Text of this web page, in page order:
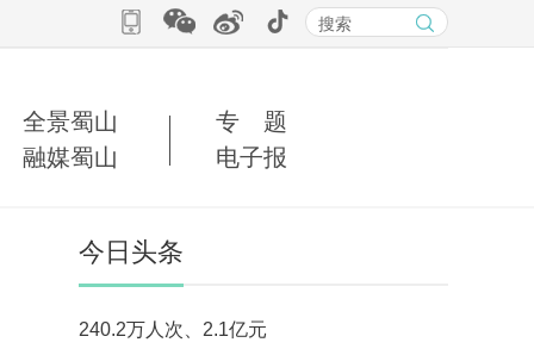
全景蜀山
专 题
融媒蜀山 电子报
今日头条
240.2万人次、2.1亿元